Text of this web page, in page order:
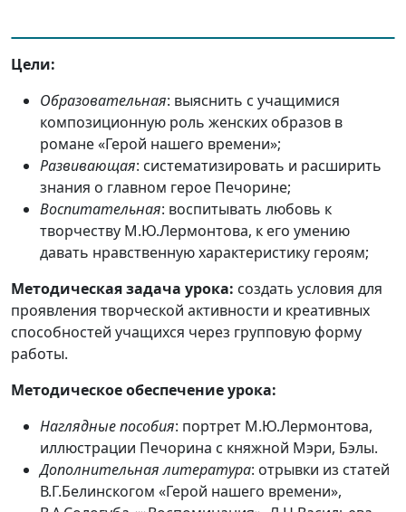
Цели:
Образовательная: выяснить с учащимися
композиционную роль женских образов в
романе «Герой нашего времени»;
Развивающая: систематизировать и расширить
знания о главном герое Печорине;
Воспитательная: воспитывать любовь к
творчеству М.Ю.Лермонтова, к его умению
давать нравственную характеристику героям;
Методическая задача урока: создать условия для
проявления творческой активности и креативных
способностей учащихся через групповую форму
работы.
Методическое обеспечение урока:
Наглядные пособия: портрет М.Ю.Лермонтова,
иллюстрации Печорина с княжной Мэри, Бэлы.
Дополнительная литература: отрывки из статей
В.Г.Белинскогом «Герой нашего времени»,